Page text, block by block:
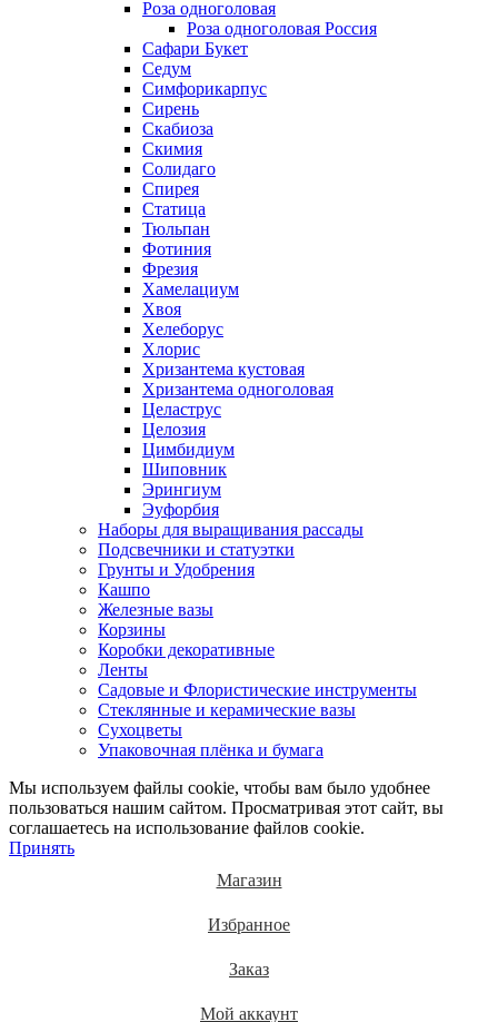
Роза одноголовая
Роза одноголовая Россия
Сафари Букет
Седум
Симфорикарпус
Сирень
Скабиоза
Скимия
Солидаго
Спирея
Статица
Тюльпан
Фотиния
Фрезия
Хамелациум
Хвоя
Хелеборус
Хлорис
Хризантема кустовая
Хризантема одноголовая
Целаструс
Целозия
Цимбидиум
Шиповник
Эрингиум
Эуфорбия
Наборы для выращивания рассады
Подсвечники и статуэтки
Грунты и Удобрения
Кашпо
Железные вазы
Корзины
Коробки декоративные
Ленты
Садовые и Флористические инструменты
Стеклянные и керамические вазы
Сухоцветы
Упаковочная плёнка и бумага
Мы используем файлы cookie, чтобы вам было удобнее
пользоваться нашим сайтом. Просматривая этот сайт, вы
соглашаетесь на использование файлов cookie.
Принять
Магазин
Избранное
Заказ
Мой аккаунт